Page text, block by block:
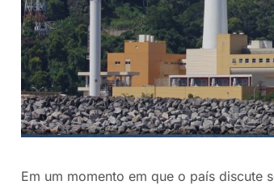
Em um momento em que o país discute